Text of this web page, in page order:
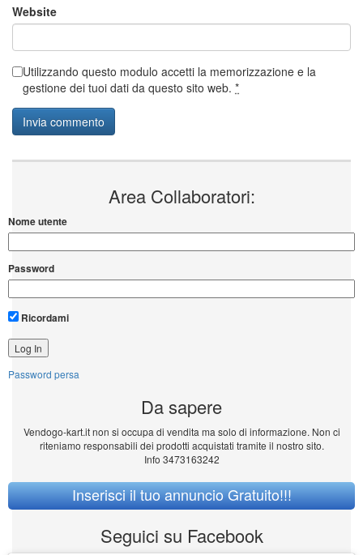
Website
Utilizzando questo modulo accetti la memorizzazione e la
gestione dei tuoi dati da questo sito web. *
Area Collaboratori:
Nome utente
Password
Ricordami
Password persa
Da sapere
Vendogo-kart.it non si occupa di vendita ma solo di informazione. Non ci
riteniamo responsabili dei prodotti acquistati tramite il nostro sito.
Info 3473163242
Inserisci il tuo annuncio Gratuito!!!
Seguici su Facebook